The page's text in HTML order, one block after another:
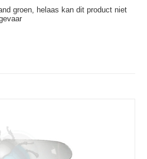
groen, helaas kan dit product niet